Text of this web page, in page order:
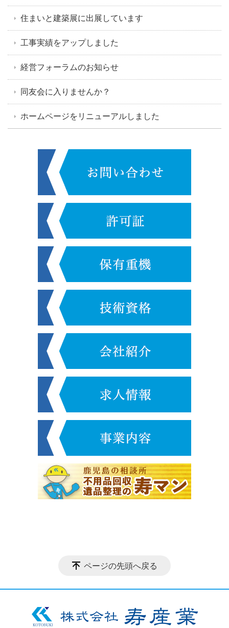
住まいと建築展に出展しています
工事実績をアップしました
経営フォーラムのお知らせ
同友会に入りませんか？
ホームページをリニューアルしました
ページの先頭へ戻る